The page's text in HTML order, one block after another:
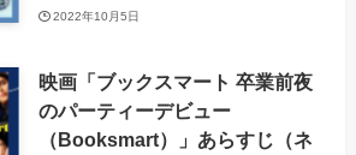
2022年10月5日
映画「ブックスマート 卒業前夜
のパーティーデビュー
（Booksmart）」あらすじ（ネ